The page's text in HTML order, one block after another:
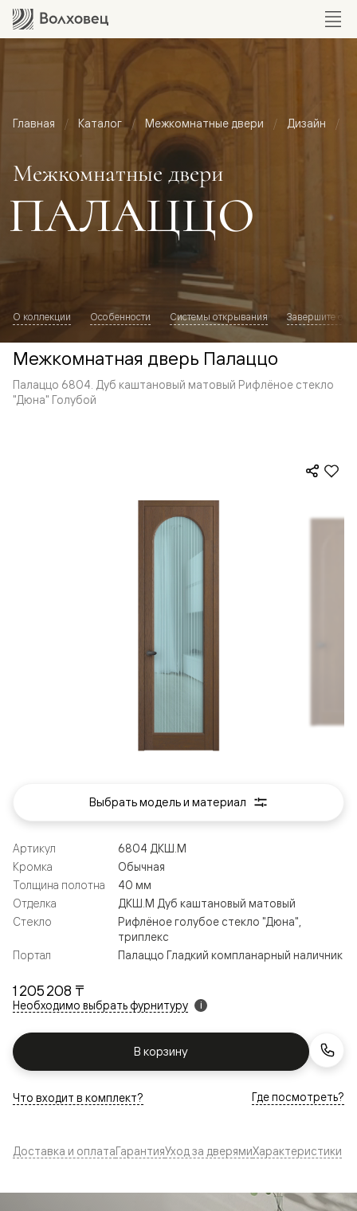
Главная Каталог Межкомнатные двери Дизайн
Межкомнатные двери
ПАЛАЦЦО
О коллекции Особенности Системы открывания Завершите
Межкомнатная дверь Палаццо
Палаццо 6804. Дуб каштановый матовый Рифлёное стекло
"Дюна" Голубой
1 205 208 ₸
Необходимо выбрать фурнитуру i
В корзину
Артикул
6804 ДКШ.М
Кромка
Обычная
Толщина полотна
40 мм
Отделка
ДКШ.М Дуб каштановый матовый
Стекло
Рифлёное голубое стекло "Дюна",
триплекс
Портал
Палаццо Гладкий компланарный наличник
Что входит в комплект? Где посмотреть?
Выбрать модель и материал
Доставка и оплатаГарантияУход за дверямиХарактеристики